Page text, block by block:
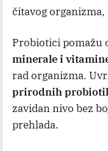
čitavog organizma,
Probiotici pomažu
minerale i
rad organizma.
prirodnih
zavidan nivo bez
prehlada.